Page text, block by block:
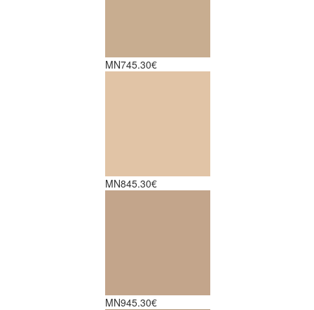
MN745.30€
MN845.30€
MN945.30€